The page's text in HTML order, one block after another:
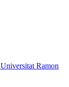
Ramon